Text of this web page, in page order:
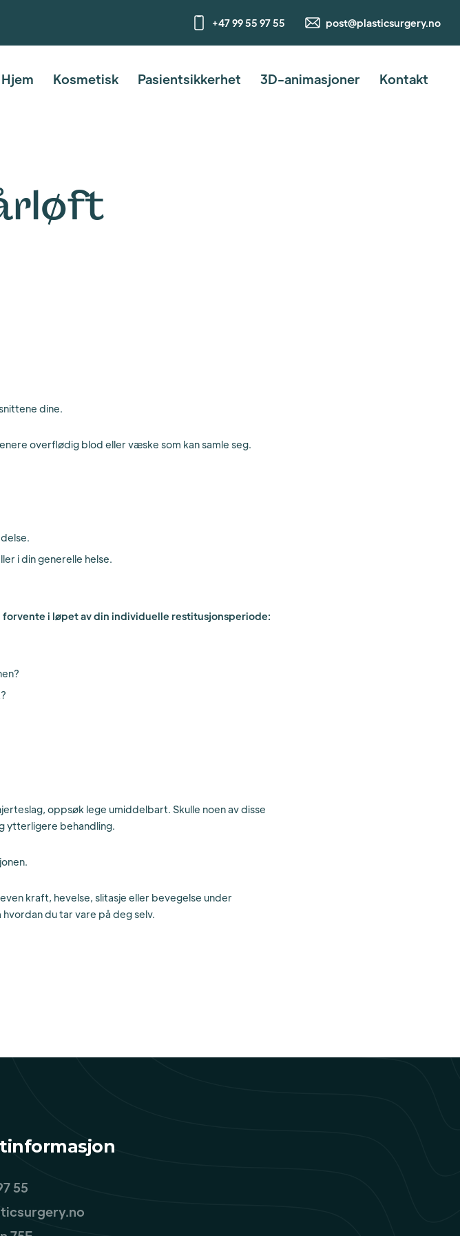
+47 99 55 97 55 post@plasticsurgery.no
Hjem Kosmetisk Pasientsikkerhet 3D-animasjoner Kontakt
dine.
overflødig blod eller væske som kan samle seg.
i din generelle helse.
forvente i løpet av din individuelle restitusjonsperiode:
oppsøk lege umiddelbart. Skulle noen av disse
ytterligere behandling.
kraft, hevelse, slitasje eller bevegelse under
du tar vare på deg selv.
55